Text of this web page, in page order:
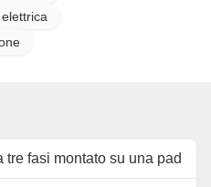
tre fasi montato su una pad